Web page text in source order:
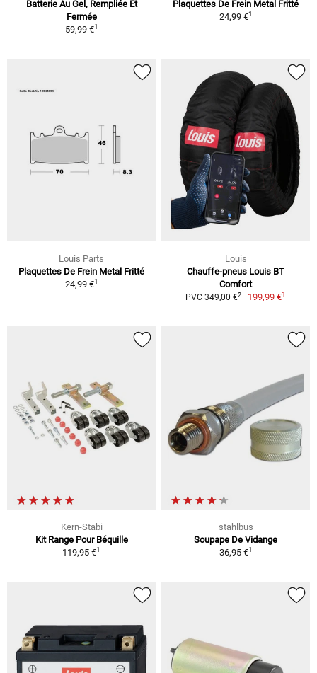
Batterie Au Gel, Rempliée Et
Fermée
59,99 €1
Plaquettes De Frein Metal Fritté
24,99 €1
Louis Parts
Plaquettes De Frein Metal Fritté
24,99 €1
Louis
Chauffe-pneus Louis BT
Comfort
PVC 349,00 €2 199,99 €1
Kern-Stabi
Kit Range Pour Béquille
119,95 €1
stahlbus
Soupape De Vidange
36,95 €1